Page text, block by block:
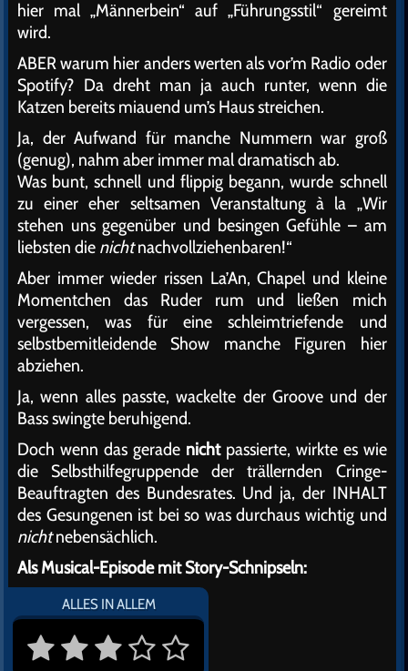
hier mal „Männerbein“ auf „Führungsstil“ gereimt
wird.
ABER warum hier anders werten als vor’m Radio oder
Spotify? Da dreht man ja auch runter, wenn die
Katzen bereits miauend um’s Haus streichen.
Ja, der Aufwand für manche Nummern war groß
(genug), nahm aber immer mal dramatisch ab.
Was bunt, schnell und flippig begann, wurde schnell
zu einer eher seltsamen Veranstaltung à la „Wir
stehen uns gegenüber und besingen Gefühle – am
liebsten die nichtnachvollziehenbaren!“
Aber immer wieder rissen La’An, Chapel und kleine
Momentchen das Ruder rum und ließen mich
vergessen, was für eine schleimtriefende und
selbstbemitleidende Show manche Figuren hier
abziehen.
Ja, wenn alles passte, wackelte der Groove und der
Bass swingte beruhigend.
Doch wenn das gerade nichtpassierte, wirkte es wie
die Selbsthilfegruppende der trällernden Cringe-
Beauftragten des Bundesrates. Und ja, der INHALT
des Gesungenen ist bei so was durchaus wichtig und
nichtnebensächlich.
Als Musical-Episode mit Story-Schnipseln:
ALLES IN ALLEM